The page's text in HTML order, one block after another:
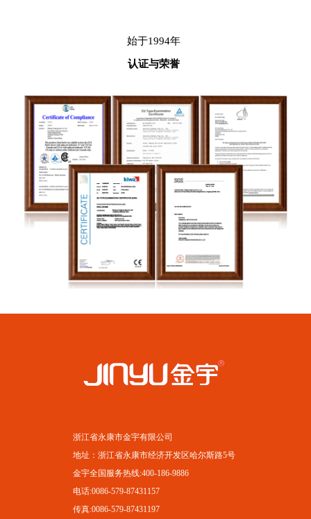
始于1994年
认证与荣誉
浙江省永康市金宇有限公司
地址：浙江省永康市经济开发区哈尔斯路5号
金宇全国服务热线:400-186-9886
电话:0086-579-87431157
传真:0086-579-87431197